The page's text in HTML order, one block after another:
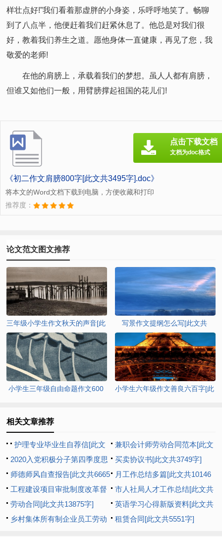
样壮点好!”我们看着那虚胖的小身姿，乐呼呼地笑了。畅聊
到了八点半，他便赶着我们赶紧休息了。他总是对我们很
好，教着我们养生之道。愿他身体一直健康，再见了您，我
敬爱的老师!
在他的肩膀上，承载着我们的梦想。虽人人都有肩膀，
但谁又如他们一般，用臂膀撑起祖国的花儿们!
《初二作文肩膀800字[此文共3495字].doc》
将本文的Word文档下载到电脑，方便收藏和打印
推荐度：
点击下载文档
文档为doc格式
论文范文图文推荐
三年级小学生作文秋天的声音[此
文共3303字]
写景作文提纲怎么写[此文共
1671字]
小学生三年级自由命题作文600
小学生六年级作文善良六百字[此
相关文章推荐
护理专业毕业生自荐信[此文
共2402字]
兼职会计师劳动合同范本[此文
共1073字]
2020入党积极分子第四季度思
想汇报多篇新版【多篇】[此文
共8193字]
买卖协议书[此文共3749字]
师德师风自查报告[此文共6665
字]
月工作总结多篇[此文共10146
字]
工程建设项目审批制度改革督
查工作汇报[此文共1044字]
市人社局人才工作总结[此文共
992字]
劳动合同[此文共13875字]
英语学习心得新版资料[此文共
6927字]
乡村集体所有制企业员工劳动
租赁合同[此文共5551字]